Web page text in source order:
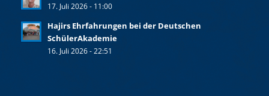
17. Juli 2026 - 11:00
Hajirs Ehrfahrungen bei der Deutschen
SchülerAkademie
16. Juli 2026 - 22:51